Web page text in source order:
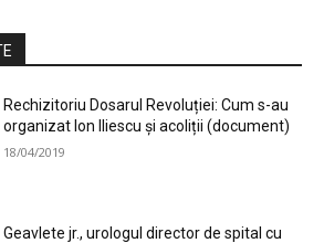
Rechizitoriu Dosarul Revoluției: Cum s-au
organizat Ion Iliescu și acoliții (document)
18/04/2019
Geavlete jr., urologul director de spital cu